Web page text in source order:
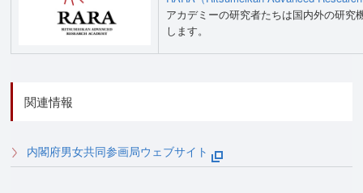
アカデミーの研究者たちは国内外の研
します。
関連情報
内閣府男女共同参画局ウェブサイト